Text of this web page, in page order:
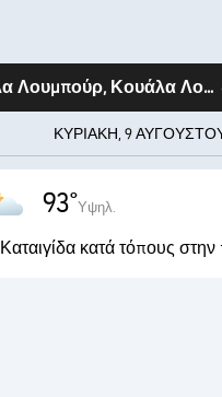
Κουάλα Λουμπούρ, Κουάλα Λουμπούρ
ΚΥΡΙΑΚΉ, 9
93°Υψηλ.
Καταιγίδα κατά τόπους στην